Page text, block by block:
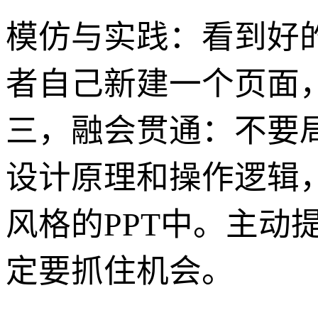
模仿与实践：看到好
者自己新建一个页面
三，融会贯通：不要
设计原理和操作逻辑
风格的PPT中。主动
定要抓住机会。